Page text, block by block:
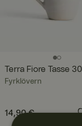
Terra Fiore Tasse 30
Fyrklövern
Preis:14,90 €
14,90 €